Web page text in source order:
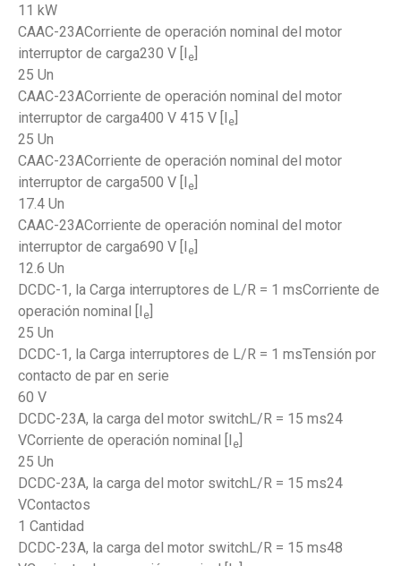
11 kW
CAAC-23ACorriente de operación nominal del motor
interruptor de carga230 V [I e
25 Un
CAAC-23ACorriente de operación nominal del motor
interruptor de carga400 V 415 V [I e
25 Un
CAAC-23ACorriente de operación nominal del motor
interruptor de carga500 V [I e
17.4 Un
CAAC-23ACorriente de operación nominal del motor
interruptor de carga690 V [I e
12.6 Un
DCDC-1, la Carga interruptores de L/R = 1 msCorriente de
operación nominal [I e
25 Un
DCDC-1, la Carga interruptores de L/R = 1 msTensión por
contacto de par en serie
60 V
DCDC-23A, la carga del motor switchL/R = 15 ms24
VCorriente de operación nominal [I e
25 Un
DCDC-23A, la carga del motor switchL/R = 15 ms24
VContactos
1 Cantidad
DCDC-23A, la carga del motor switchL/R = 15 ms48